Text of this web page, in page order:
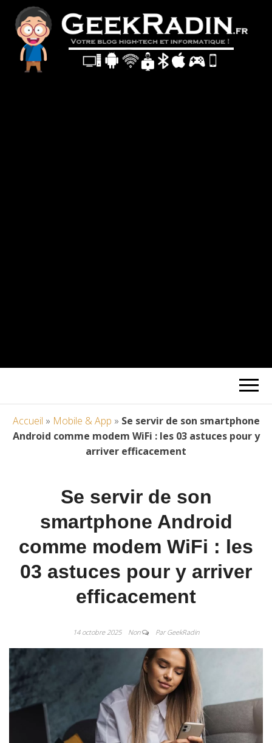
Accueil » Mobile & App » Se servir de son smartphone
Android comme modem WiFi : les 03 astuces pour y
arriver efficacement
Se servir de son
smartphone Android
comme modem WiFi : les
03 astuces pour y arriver
efficacement
14 octobre 2025 Non Par GeekRadin